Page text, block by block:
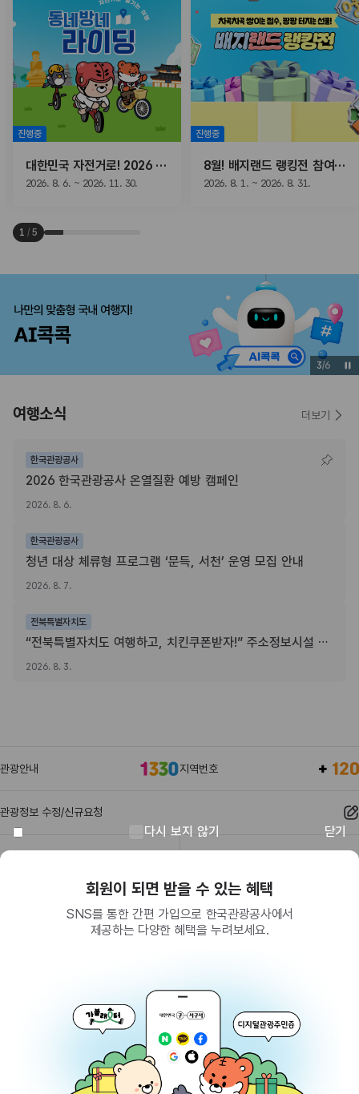
진행중
대한민국 자전거로! 2026 동네방네 라이딩
2026. 8. 6. ~ 2026. 11. 30.
진행중
8월! 배지랜드 랭킹전 참여하고, 선물받자!
2026. 8. 1. ~ 2026. 8. 31.
1 / 5
3/6
여행소식
한국관광공사
2026 한국관광공사 온열질환 예방 캠페인
2026. 8. 6.
한국관광공사
청년 대상 체류형 프로그램 ‘문득, 서천’ 운영 모집 안내
2026. 8. 7.
전북특별자치도
“전북특별자치도 여행하고, 치킨쿠폰받자!” 주소정보시설 SNS 인증이벤트
2026. 8. 3.
더보기
다시 보지 않기 닫기
회원이 되면 받을 수 있는 혜택
SNS를 통한 간편 가입으로 한국관광공사에서
제공하는 다양한 혜택을 누려보세요.
관광안내 지역번호
관광정보 수정/신규요청
관광정보
202-81-50707
통신판매업신고
제2009-서울중구-1234호